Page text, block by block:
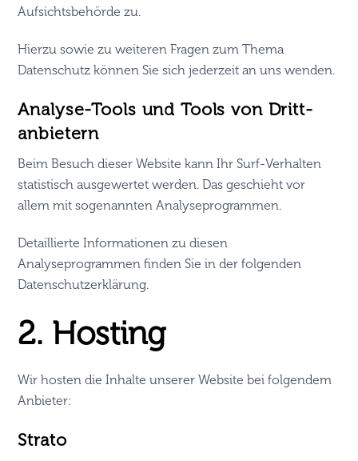
Aufsichtsbehörde zu.
Hierzu sowie zu weiteren Fragen zum Thema
Datenschutz können Sie sich jederzeit an uns wenden.
Analyse-Tools und Tools von Dritt­
anbietern
Beim Besuch dieser Website kann Ihr Surf-Verhalten
statistisch ausgewertet werden. Das geschieht vor
allem mit sogenannten Analyseprogrammen.
Detaillierte Informationen zu diesen
Analyseprogrammen finden Sie in der folgenden
Datenschutzerklärung.
2. Hosting
Wir hosten die Inhalte unserer Website bei folgendem
Anbieter:
Strato